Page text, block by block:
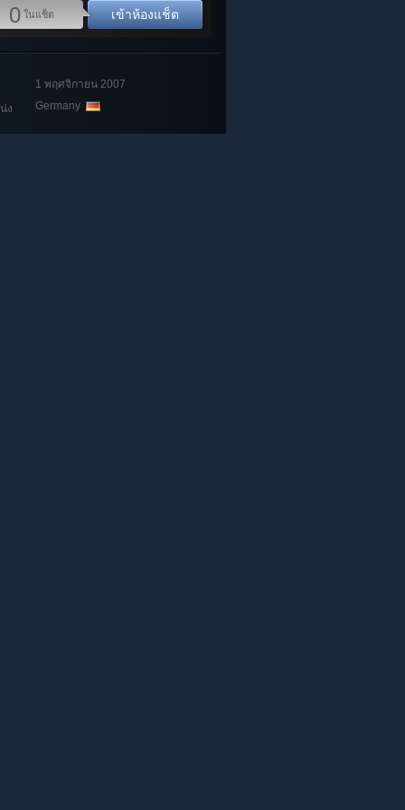
0 ในแช็ต เข้าห้องแช็ต
1 พฤศจิกายน 2007
ง
Germany